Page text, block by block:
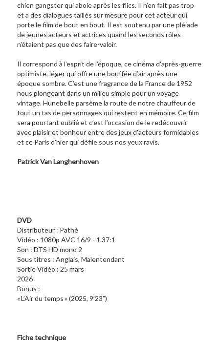
chien gangster qui aboie après les flics. Il n’en fait pas trop
et a des dialogues taillés sur mesure pour cet acteur qui
porte le film de bout en bout. Il est soutenu par une pléiade
de jeunes acteurs et actrices quand les seconds rôles
n'étaient pas que des faire-valoir.
Il correspond à l’esprit de l’époque, ce cinéma d'après-guerre
optimiste, léger qui offre une bouffée d’air après une
époque sombre. C’est une fragrance de la France de 1952
nous plongeant dans un milieu simple pour un voyage
vintage. Hunebelle parsème la route de notre chauffeur de
tout un tas de personnages qui restent en mémoire. Ce film
sera pourtant oublié et c’est l’occasion de le redécouvrir
avec plaisir et bonheur entre des jeux d'acteurs formidables
et ce Paris d’hier qui défile sous nos yeux ravis.
Patrick Van Langhenhoven
DVD
Distributeur : Pathé
Vidéo : 1080p AVC 16/9 - 1.37:1
Son : DTS HD mono 2
Sous titres : Anglais, Malentendant
Sortie Vidéo : 25 mars
2026
Bonus :
« L’Air du temps » (2025, 9’23”)
Fiche technique